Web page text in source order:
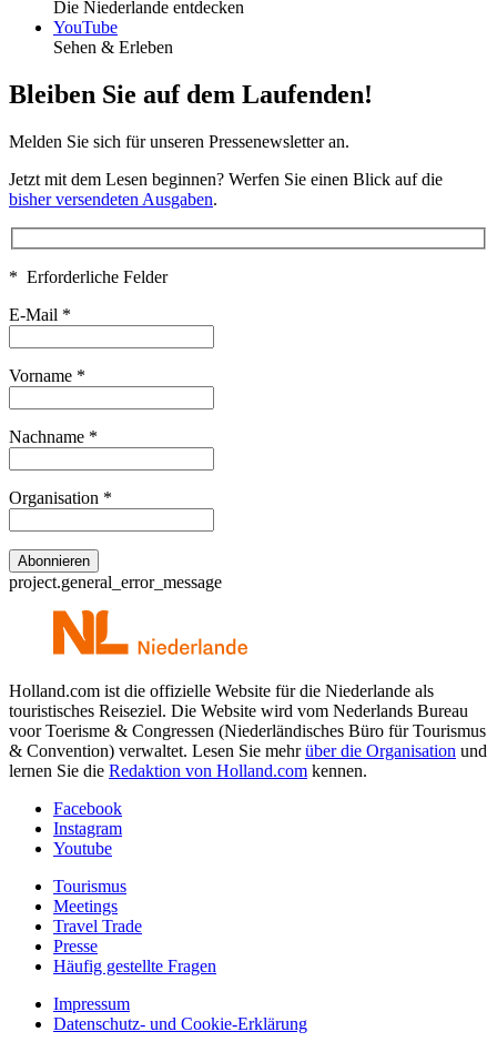
Die Niederlande entdecken
YouTube
Sehen & Erleben
Bleiben Sie auf dem Laufenden!
Melden Sie sich für unseren Pressenewsletter an.
Jetzt mit dem Lesen beginnen? Werfen Sie einen Blick auf die
bisher versendeten Ausgaben.
* Erforderliche Felder
E-Mail *
Vorname *
Nachname *
Organisation *
project.general_error_message
Holland.com ist die offizielle Website für die Niederlande als
touristisches Reiseziel. Die Website wird vom Nederlands Bureau
voor Toerisme & Congressen (Niederländisches Büro für Tourismus
& Convention) verwaltet. Lesen Sie mehrüber die Organisation und
lernen Sie die Redaktion von Holland.com kennen.
Facebook
Instagram
Youtube
Tourismus
Meetings
Travel Trade
Presse
Häufig gestellte Fragen
Impressum
Datenschutz- und Cookie-Erklärung